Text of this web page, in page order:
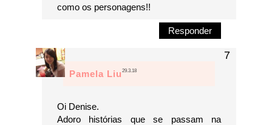
como os personagens!!
Responder
Pamela Liu 29.3.18
Oi Denise.
Adoro histórias que se passam na